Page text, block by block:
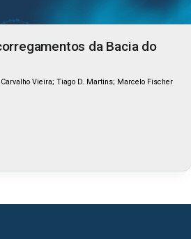
da Bacia do
Vieira; Tiago D. Martins; Marcelo Fischer